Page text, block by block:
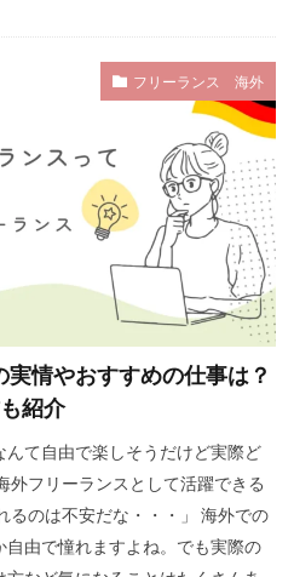
フリーランス 海外
情やおすすめの仕事は？
紹介
んて自由で楽しそうだけど実際ど
外フリーランスとして活躍できる
るのは不安だな・・・」 海外での
由で憧れますよね。でも実際の